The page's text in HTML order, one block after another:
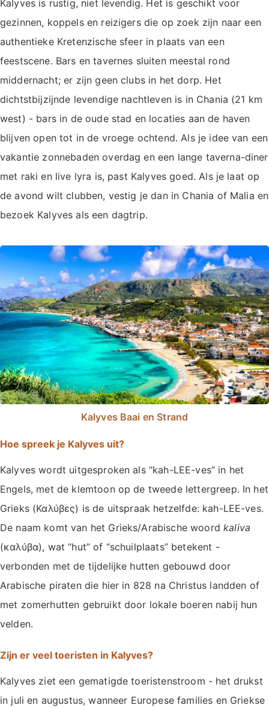
Kalyves is rustig, niet levendig. Het is geschikt voor
gezinnen, koppels en reizigers die op zoek zijn naar een
authentieke Kretenzische sfeer in plaats van een
feestscene. Bars en tavernes sluiten meestal rond
middernacht; er zijn geen clubs in het dorp. Het
dichtstbijzijnde levendige nachtleven is in Chania (21 km
west) - bars in de oude stad en locaties aan de haven
blijven open tot in de vroege ochtend. Als je idee van een
vakantie zonnebaden overdag en een lange taverna-diner
met raki en live lyra is, past Kalyves goed. Als je laat op
de avond wilt clubben, vestig je dan in Chania of Malia en
bezoek Kalyves als een dagtrip.
Kalyves Baai en Strand
Hoe spreek je Kalyves uit?
Kalyves wordt uitgesproken als “kah-LEE-ves” in het
Engels, met de klemtoon op de tweede lettergreep. In het
Grieks (Καλύβες) is de uitspraak hetzelfde: kah-LEE-ves.
De naam komt van het Grieks/Arabische woordkaliva
(καλύβα), wat “hut” of “schuilplaats” betekent -
verbonden met de tijdelijke hutten gebouwd door
Arabische piraten die hier in 828 na Christus landden of
met zomerhutten gebruikt door lokale boeren nabij hun
velden.
Zijn er veel toeristen in Kalyves?
Kalyves ziet een gematigde toeristenstroom - het drukst
in juli en augustus, wanneer Europese families en Griekse